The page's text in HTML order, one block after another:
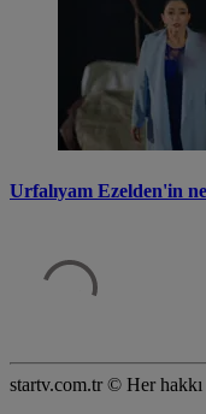
Urfalıyam Ezelden'in
startv.com.tr © Her hakkı